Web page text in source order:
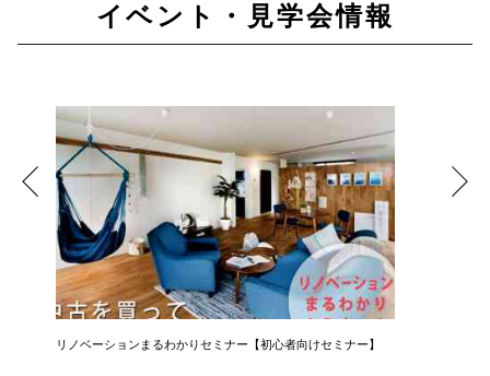
イベント・見学会情報
リノベーションまるわかりセミナー【初心者向けセミナー】